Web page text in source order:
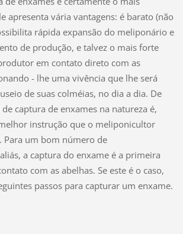
apresenta vária vantagens: é barato (não
rápida expansão do meliponário e
de produção, e talvez o mais forte
em contato direto com as
- lhe uma vivência que lhe será
de suas colméias, no dia a dia. De
captura de enxames na natureza é,
instrução que o meliponicultor
Para um bom número de
a captura do enxame é a primeira
com as abelhas. Se este é o caso,
passos para capturar um enxame.